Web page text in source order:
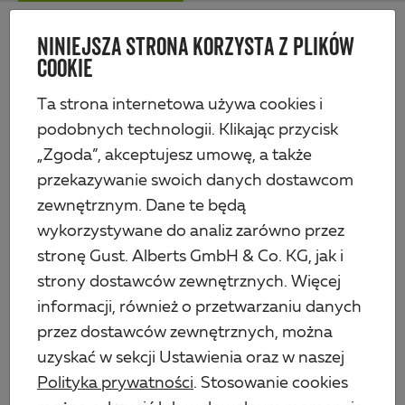
NINIEJSZA STRONA KORZYSTA Z PLIKÓW
COOKIE
Ta strona internetowa używa cookies i
podobnych technologii. Klikając przycisk
„Zgoda”, akceptujesz umowę, a także
przekazywanie swoich danych dostawcom
zewnętrznym. Dane te będą
wykorzystywane do analiz zarówno przez
stronę Gust. Alberts GmbH & Co. KG, jak i
strony dostawców zewnętrznych. Więcej
informacji, również o przetwarzaniu danych
przez dostawców zewnętrznych, można
uzyskać w sekcji Ustawienia oraz w naszej
Polityka prywatności. Stosowanie cookies
Skip
content
Alberts
Produkty Technika ogrodzeniowa